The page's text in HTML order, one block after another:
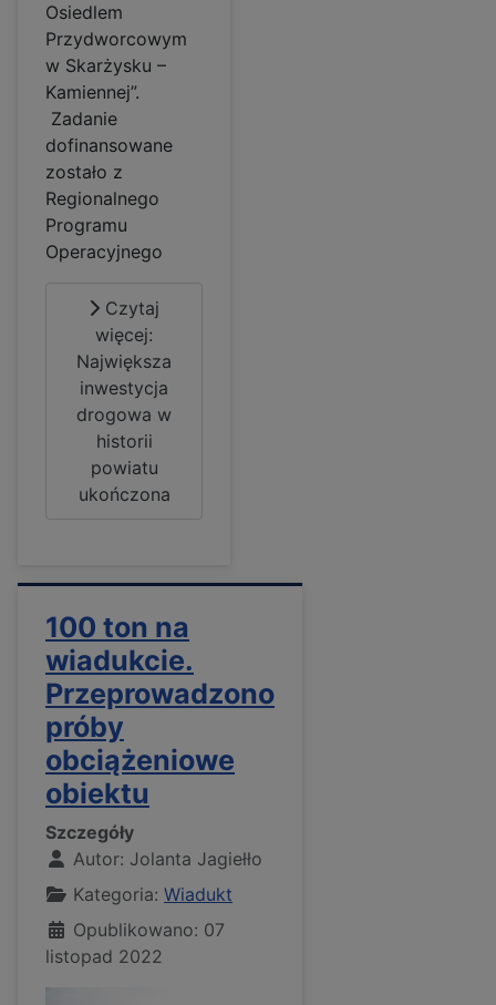
Osiedlem
Przydworcowym
w Skarżysku –
Kamiennej”.
Zadanie
dofinansowane
zostało z
Regionalnego
Programu
Operacyjnego
Czytaj
więcej:
Największa
inwestycja
drogowa w
historii
powiatu
ukończona
100 ton na
wiadukcie.
Przeprowadzono
próby
obciążeniowe
obiektu
Szczegóły
Autor: Jolanta Jagiełło
Kategoria: Wiadukt
Opublikowano: 07
listopad 2022